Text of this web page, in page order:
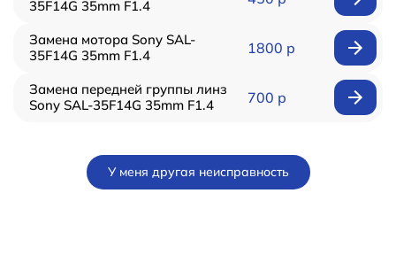
35F14G 35mm F1.4
Замена мотора Sony SAL-
35F14G 35mm F1.4
1800 р
Замена передней группы линз
Sony SAL-35F14G 35mm F1.4
700 р
У меня другая неисправность